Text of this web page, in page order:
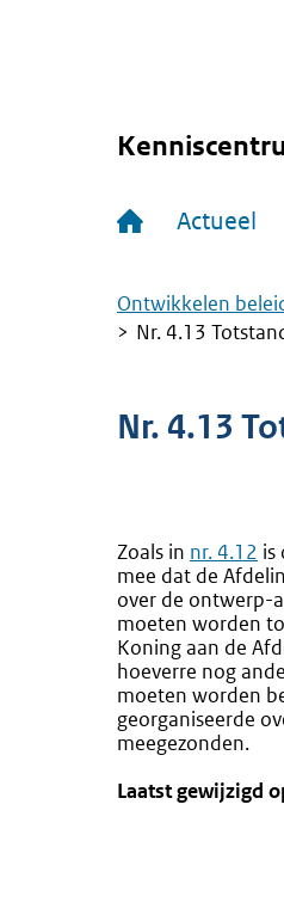
Actueel
Kruimelpad
Ontwikkelen
Nr. 4.13
Nr. 4.13
Zoals in nr. 4.12 is
mee dat de
over de ontwerp-
moeten worden
Koning aan de
hoeverre nog
moeten worden
georganiseerde
meegezonden.
Laatst gewijzigd